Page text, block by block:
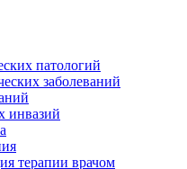
патологий
заболеваний
инвазий
терапии врачом